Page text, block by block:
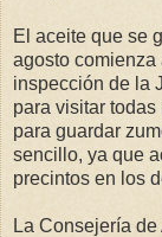
El aceite que se
agosto comienza
inspección de la
para visitar
para guardar
sencillo, ya que
precintos en los
La Consejería